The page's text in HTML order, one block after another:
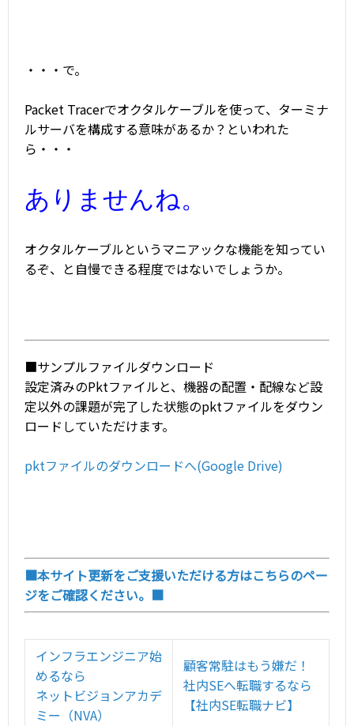
・・・で。
Packet Tracerでオクタルケーブルを使って、ターミナ
ルサーバを構成する意味があるか？といわれた
ら・・・
ありませんね。
オクタルケーブルというマニアックな機能を知ってい
るぞ、と自慢できる程度ではないでしょうか。
■サンプルファイルダウンロード
設定済みのPktファイルと、機器の配置・配線など設
定以外の課題が完了した状態のpktファイルをダウン
ロードしていただけます。
pktファイルのダウンロードへ(Google Drive)
■本サイト更新をご支援いただける方はこちらのペー
ジをご確認ください。■
インフラエンジニア始
めるなら
ネットビジョンアカデ
ミー（NVA）
顧客常駐はもう嫌だ！
社内SEへ転職するなら
【社内SE転職ナビ】